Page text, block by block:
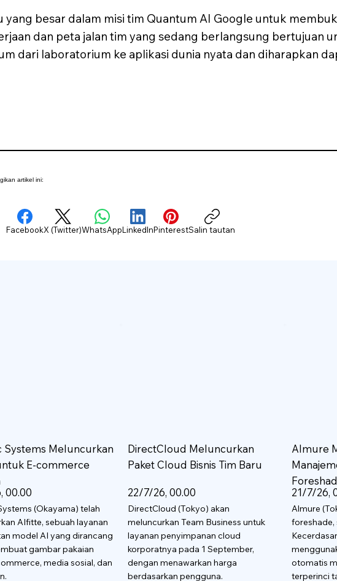
besar dalam misi tim Quantum AI Google untuk
dan peta jalan tim yang sedang berlangsung bertujuan
dari laboratorium ke aplikasi dunia nyata dan diharapkan
artikel ini:
FacebookX (Twitter)WhatsAppLinkedInPinterestSalin tautan
Systems Meluncurkan
E-commerce
00.00
(Okayama) telah
AIfitte, sebuah layanan
model AI yang dirancang
gambar pakaian
media sosial, dan
DirectCloud Meluncurkan
Paket Cloud Bisnis Tim Baru
22/7/26, 00.00
DirectCloud (Tokyo) akan
meluncurkan Team Business untuk
layanan penyimpanan cloud
korporatnya pada 1 September,
dengan menawarkan harga
berdasarkan pengguna.
Almure
21/7/26,
Almure
foreshade,
otomatis
terperinci